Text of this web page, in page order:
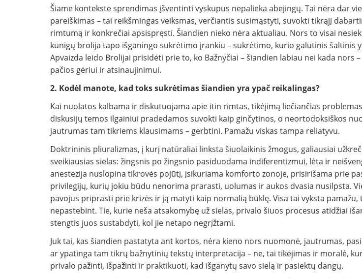
Šiame kontekste sprendimas įšventinti vyskupus nepalieka abejingų. Tai nėra dar
pareiškimas – tai reikšmingas veiksmas, verčiantis susimąstyti, suvokti tikrąjį
rimtumą ir konkrečiai apsispręsti. Šiandien nieko nėra aktualiau. Nors to visai
kunigų brolija tapo išganingo sukrėtimo įrankiu – sukrėtimo, kurio galutinis šaltinis
Apvaizda leido Brolijai prisidėti prie to, ko Bažnyčiai – šiandien labiau nei kada nors
pačios gėriui ir atsinaujinimui.
2. Kodėl manote, kad toks sukrėtimas šiandien yra ypač reikalingas?
Kai nuolatos kalbama ir diskutuojama apie itin rimtas, tikėjimą liečiančias
diskusijų temos ilgainiui pradedamos suvokti kaip ginčytinos, o neortodoksiškos
jautrumas tam tikriems klausimams – gerbtini. Pamažu viskas tampa reliatyvu.
Doktrininis pliuralizmas, į kurį natūraliai linksta šiuolaikinis žmogus, galiausiai
sveikiausias sielas: žingsnis po žingsnio pasiduodama indiferentizmui, lėta ir
anestezija nuslopina tikrovės pojūtį, įsikuriama komforto zonoje, prisirišama prie
privilegijų, kurių jokiu būdu nenorima prarasti, uolumas ir aukos dvasia nusilpsta.
pavojus priprasti prie krizės ir ją matyti kaip normalią būklę. Visa tai vyksta pamažu,
nepastebint. Tie, kurie neša atsakomybę už sielas, privalo šiuos procesus atidžiai
stengtis juos sustabdyti, kol jie netapo negrįžtami.
Juk tai, kas šiandien pastatyta ant kortos, nėra kieno nors nuomonė, jautrumas,
ar ypatinga tam tikrų bažnytinių tekstų interpretacija – ne, tai tikėjimas ir moralė,
privalo pažinti, išpažinti ir praktikuoti, kad išganytų savo sielą ir pasiektų dangų.